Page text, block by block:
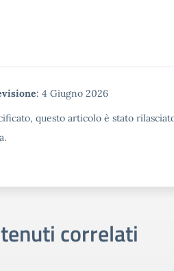
: 4 Giugno 2026
questo articolo è stato
correlati